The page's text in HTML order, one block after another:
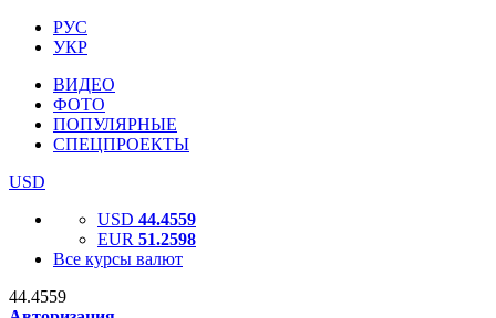
РУС
УКР
ВИДЕО
ФОТО
ПОПУЛЯРНЫЕ
СПЕЦПРОЕКТЫ
USD
USD 44.4559
EUR 51.2598
Все курсы валют
44.4559